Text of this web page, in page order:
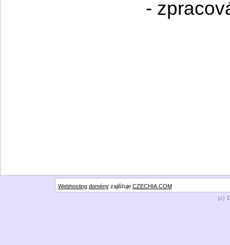
-
Webhosting doményzajišťuje CZECHIA.COM
(c)